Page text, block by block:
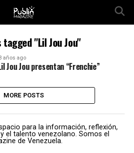
"Lil Jou Jou"
años ago
Jou Jou presentan “Frenchie”
MORE POSTS
para la información, reflexión,
el talento venezolano. Somos el
de Venezuela.